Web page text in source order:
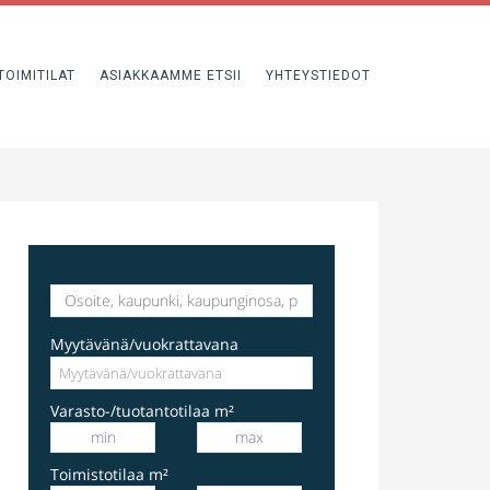
ASIAKKAAMME ETSII YHTEYSTIEDOT
Myytävänä/vuokrattavana
Varasto-/tuotantotilaa m²
Toimistotilaa m²
Liiketila